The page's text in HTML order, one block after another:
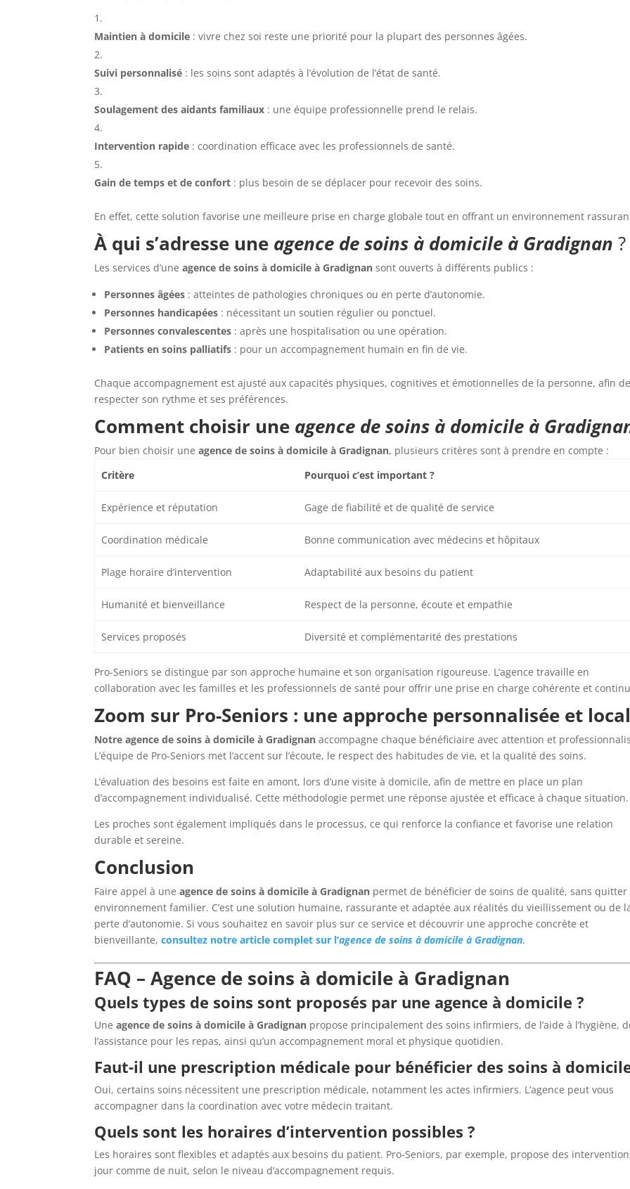
Maintien à domicile : vivre chez soi reste une priorité pour la plupart des personnes âgées.
Suivi personnalisé : les soins sont adaptés à l’évolution de l’état de santé.
Soulagement des aidants familiaux : une équipe professionnelle prend le relais.
Intervention rapide : coordination efficace avec les professionnels de santé.
Gain de temps et de confort : plus besoin de se déplacer pour recevoir des soins.
En effet, cette solution favorise une meilleure prise en charge globale tout en offrant un environnement
À qui s’adresse une agence de soins à domicile à Gradignan ?
Les services d’uneagence de soins à domicile à Gradignan sont ouverts à différents publics :
Personnes âgées : atteintes de pathologies chroniques ou en perte d’autonomie.
Personnes handicapées : nécessitant un soutien régulier ou ponctuel.
Personnes convalescentes : après une hospitalisation ou une opération.
Patients en soins palliatifs : pour un accompagnement humain en fin de vie.
Chaque accompagnement est ajusté aux capacités physiques, cognitives et émotionnelles de la personne, afin de
respecter son rythme et ses préférences.
Comment choisir une agence de soins à domicile à
Pour bien choisir uneagence de soins à domicile à Gradignan, plusieurs critères sont à prendre en compte :
Critère
Pourquoi c’est important ?
Expérience et réputation Gage de fiabilité et de qualité de service
Coordination médicale Bonne communication avec médecins et hôpitaux
Plage horaire d’intervention Adaptabilité aux besoins du patient
Humanité et bienveillance Respect de la personne, écoute et empathie
Services proposés Diversité et complémentarité des prestations
Pro-Seniors se distingue par son approche humaine et son organisation rigoureuse. L’agence travaille en
collaboration avec les familles et les professionnels de santé pour offrir une prise en charge cohérente et
Zoom sur Pro-Seniors : une approche personnalisée et
Notre agence de soins à domicile à Gradignan accompagne chaque bénéficiaire avec attention et
L’équipe de Pro-Seniors met l’accent sur l’écoute, le respect des habitudes de vie, et la qualité des soins.
L’évaluation des besoins est faite en amont, lors d’une visite à domicile, afin de mettre en place un plan
d’accompagnement individualisé. Cette méthodologie permet une réponse ajustée et efficace à chaque situation.
Les proches sont également impliqués dans le processus, ce qui renforce la confiance et favorise une relation
durable et sereine.
Conclusion
Faire appel à uneagence de soins à domicile à Gradignan permet de bénéficier de soins de qualité, sans quitter
environnement familier. C’est une solution humaine, rassurante et adaptée aux réalités du vieillissement ou de
perte d’autonomie. Si vous souhaitez en savoir plus sur ce service et découvrir une approche concrète et
bienveillante,consultez notre article complet sur l’agence de soins à domicile à Gradignan.
FAQ – Agence de soins à domicile à Gradignan
Quels types de soins sont proposés par une agence à domicile ?
Uneagence de soins à domicile à Gradignan propose principalement des soins infirmiers, de l’aide à l’hygiène,
l’assistance pour les repas, ainsi qu’un accompagnement moral et physique quotidien.
Faut-il une prescription médicale pour bénéficier des soins à
Oui, certains soins nécessitent une prescription médicale, notamment les actes infirmiers. L’agence peut vous
accompagner dans la coordination avec votre médecin traitant.
Quels sont les horaires d’intervention possibles ?
Les horaires sont flexibles et adaptés aux besoins du patient. Pro-Seniors, par exemple, propose des
jour comme de nuit, selon le niveau d’accompagnement requis.